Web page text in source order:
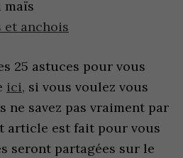
maïs
et anchois
25 astuces pour vous
ici, si vous voulez vous
ne savez pas vraiment par
article est fait pour vous
seront partagées sur le